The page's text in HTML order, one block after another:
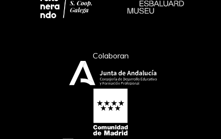
Colaboran